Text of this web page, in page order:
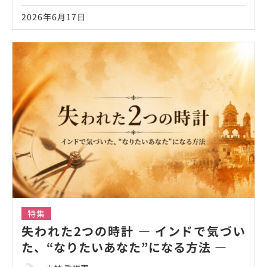
2026年6月17日
特集
失われた2つの時計 ― インドで気づい
た、“なりたいあなた”になる方法 ―